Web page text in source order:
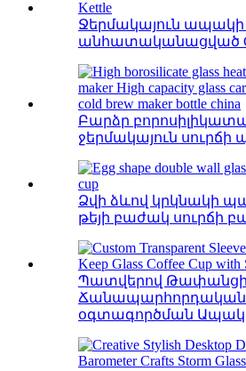
Ջերմակայուն ապակի
անհատականացված
Բարձր
ջերմակայուն
Ձվի ձևով կրկնակի
թեյի բաժակ սուրճի
Պատվերով
Ճանապարհորդական
օգտագործման